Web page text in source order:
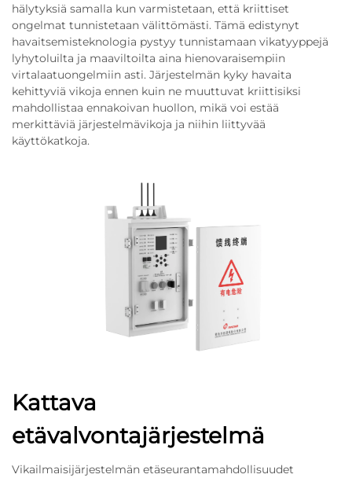
hälytyksiä samalla kun varmistetaan, että kriittiset
ongelmat tunnistetaan välittömästi. Tämä edistynyt
havaitsemisteknologia pystyy tunnistamaan vikatyyppejä
lyhytoluilta ja maaviltoilta aina hienovaraisempiin
virtalaatuongelmiin asti. Järjestelmän kyky havaita
kehittyviä vikoja ennen kuin ne muuttuvat kriittisiksi
mahdollistaa ennakoivan huollon, mikä voi estää
merkittäviä järjestelmävikoja ja niihin liittyvää
käyttökatkoja.
Kattava
etävalvontajärjestelmä
Vikailmaisijärjestelmän etäseurantamahdollisuudet